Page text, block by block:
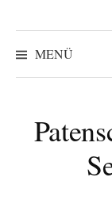
MENÜ